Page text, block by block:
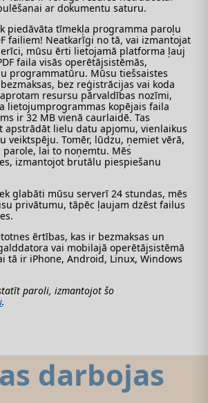
ar dokumentu saturu.
piedāvāta tīmekļa programma paroļu
failiem! Neatkarīgi no tā, vai izmantojat
mūsu ērti lietojamā platforma ļauj
faila visās operētājsistēmās,
programmatūru. Mūsu tiešsaistes
bez reģistrācijas vai koda
resursu pārvaldības nozīmi,
lietojumprogrammas kopējais faila
ir 32 MB vienā caurlaidē. Tas
apstrādāt lielu datu apjomu, vienlaikus
veiktspēju. Tomēr, lūdzu, ņemiet vērā,
lai to noņemtu. Mēs
izmantojot brutālu piespiešanu
glabāti mūsu serverī 24 stundas, mēs
privātumu, tāpēc ļaujam dzēst failus
ērtības, kas ir bezmaksas un
vai mobilajā operētājsistēmā
tā ir iPhone, Android, Linux, Windows
paroli, izmantojot šo
.
darbojas